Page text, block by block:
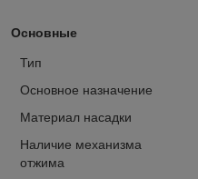
Основные
Тип
Основное назначение
Материал насадки
Наличие механизма
отжима